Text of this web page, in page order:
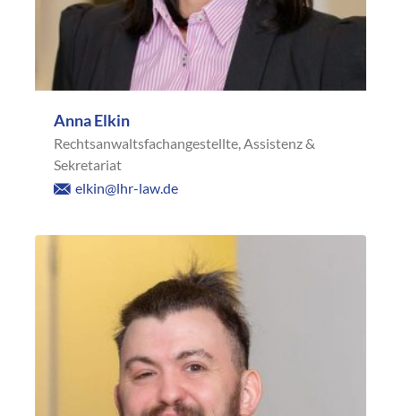
Anna Elkin
Rechtsanwaltsfachangestellte, Assistenz &
Sekretariat
elkin@lhr-law.de